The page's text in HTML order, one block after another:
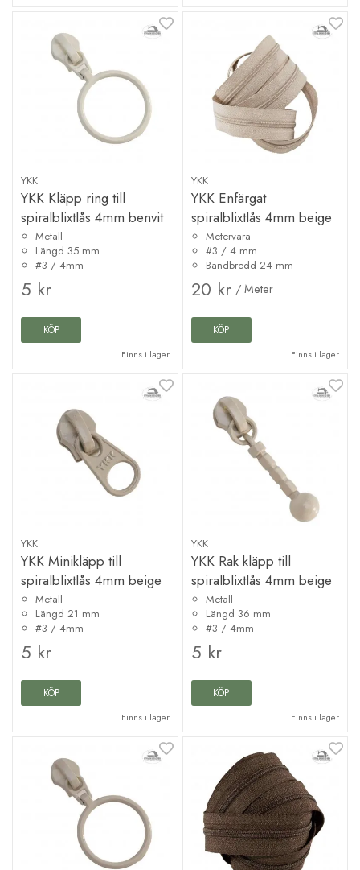
YKK
YKK Kläpp ring till
spiralblixtlås 4mm benvit
Metall
Längd 35 mm
#3 / 4mm
5 kr
KÖP
Finns i lager
YKK
YKK Enfärgat
spiralblixtlås 4mm beige
Metervara
#3 / 4 mm
Bandbredd 24 mm
20 kr / Meter
KÖP
Finns i lager
YKK
YKK Minikläpp till
spiralblixtlås 4mm beige
Metall
Längd 21 mm
#3 / 4mm
5 kr
KÖP
Finns i lager
YKK
YKK Rak kläpp till
spiralblixtlås 4mm beige
Metall
Längd 36 mm
#3 / 4mm
5 kr
KÖP
Finns i lager